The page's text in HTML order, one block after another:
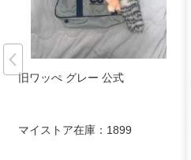
旧ワッぺ グレー 公式
マイストア在庫： 1899